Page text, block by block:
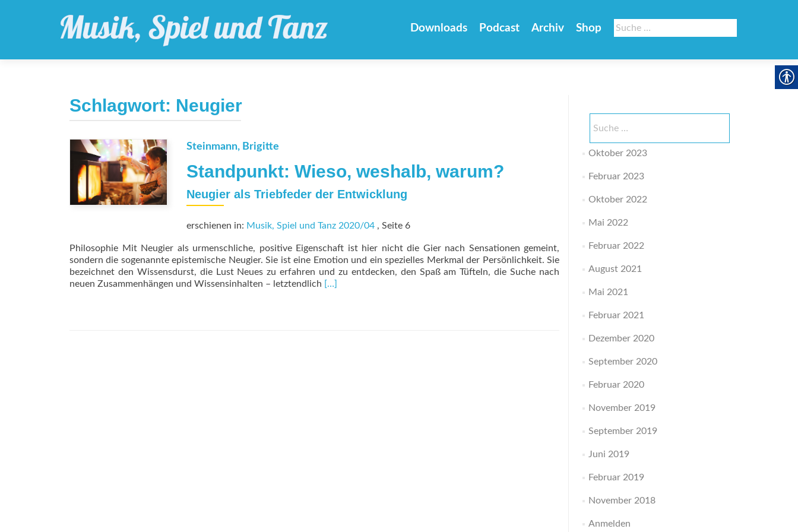
Suche
nach:
Downloads Podcast Archiv Shop
Schlagwort: Neugier
Steinmann, Brigitte
Standpunkt: Wieso, weshalb, warum?
Neugier als Triebfeder der Entwicklung
erschienen in: Musik, Spiel und Tanz 2020/04 , Seite 6
Philosophie Mit Neugier als urmenschliche, positive Eigenschaft ist hier nicht die Gier nach Sensationen gemeint,
sondern die sogenannte epistemische Neugier. Sie ist eine Emotion und ein spezielles Merkmal der Persönlichkeit. Sie
bezeichnet den Wissensdurst, die Lust Neues zu erfahren und zu entdecken, den Spaß am Tüfteln, die Suche nach
neuen Zusammenhängen und Wissensinhalten – letztendlich Read
[…]
nach:
Oktober 2023
Februar 2023
Oktober 2022
Mai 2022
Februar 2022
August 2021
Mai 2021
Februar 2021
Dezember 2020
September 2020
Februar 2020
November 2019
September 2019
Juni 2019
Februar 2019
November 2018
Anmelden